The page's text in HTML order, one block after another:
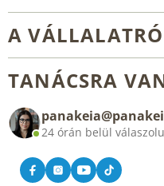
Nagykereskedelem és
Általános üzleti feltételek
A
Kapcsolat
TANÁCSRA
24 órán belül